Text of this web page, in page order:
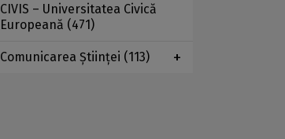
CIVIS – Universitatea Civică
Europeană (471)
Comunicarea Ştiinţei (113)